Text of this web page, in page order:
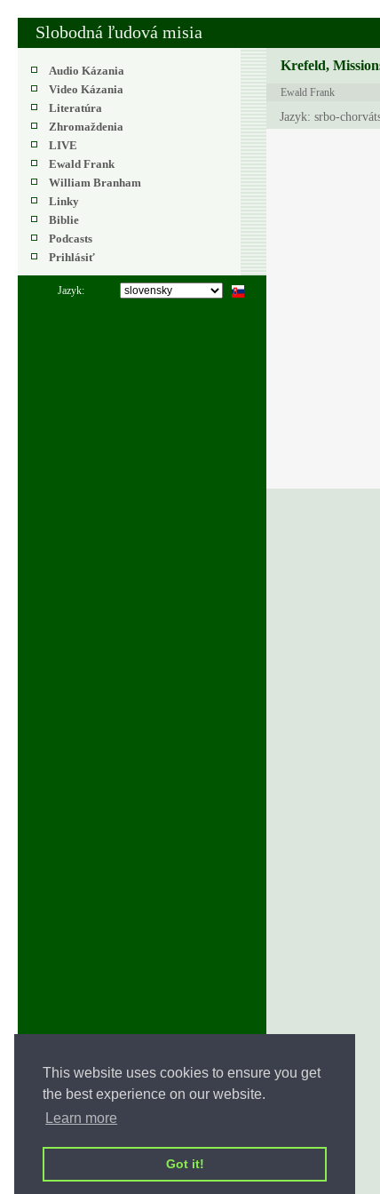
This website uses cookies to ensure you get
the best experience on our website.
Learn more
Got it!
Slobodná ľudová misia
Audio Kázania
Video Kázania
Literatúra
Zhromaždenia
LIVE
Ewald Frank
William Branham
Linky
Biblie
Podcasts
Prihlásiť
Jazyk:
Krefeld,
Ewald Frank
Jazyk: srbo-